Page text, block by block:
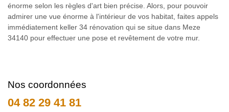
énorme selon les règles d'art bien précise. Alors, pour pouvoir
admirer une vue énorme à l'intérieur de vos habitat, faites appels
immédiatement keller 34 rénovation qui se situe dans Meze
34140 pour effectuer une pose et revêtement de votre mur.
Nos coordonnées
04 82 29 41 81